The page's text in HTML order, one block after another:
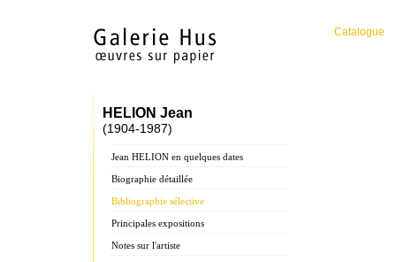
Catalogue
HELION Jean
(1904-1987)
Jean HELION en quelques dates
Biographie détaillée
Bibliographie sélective
Principales expositions
Notes sur l'artiste